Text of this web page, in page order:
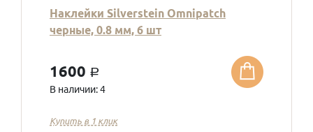
Наклейки Silverstein Omnipatch
черные, 0.8 мм, 6 шт
1600 a
В наличии: 4
Купить в 1 клик